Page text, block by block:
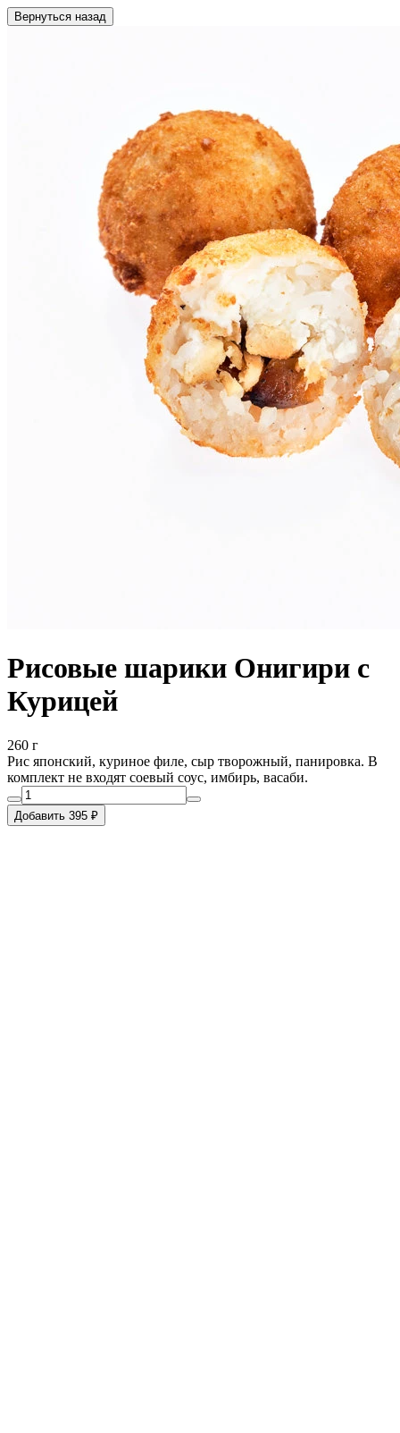
Вернуться назад
Рисовые шарики Онигири с
Курицей
260 г
Рис японский, куриное филе, сыр творожный, панировка. В
комплект не входят соевый соус, имбирь, васаби.
Добавить 395 ₽